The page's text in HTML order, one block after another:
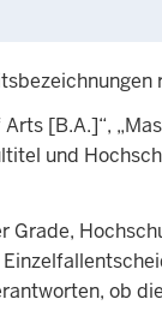
[B.A.]“,
und
ob